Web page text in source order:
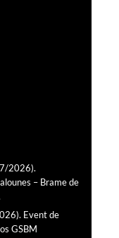
2026).
– Brame de
Event de
GSBM